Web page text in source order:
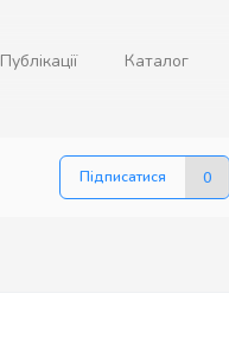
Публікації Каталог
Підписатися 0